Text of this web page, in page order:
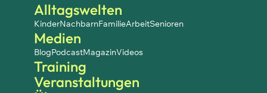
Alltagswelten
KinderNachbarnFamilieArbeitSenioren
Medien
BlogPodcastMagazinVideos
Training
Veranstaltungen